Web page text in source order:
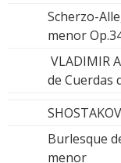
Scherzo-
menor
VLADIMIR
de Cuerdas
Burlesque
menor